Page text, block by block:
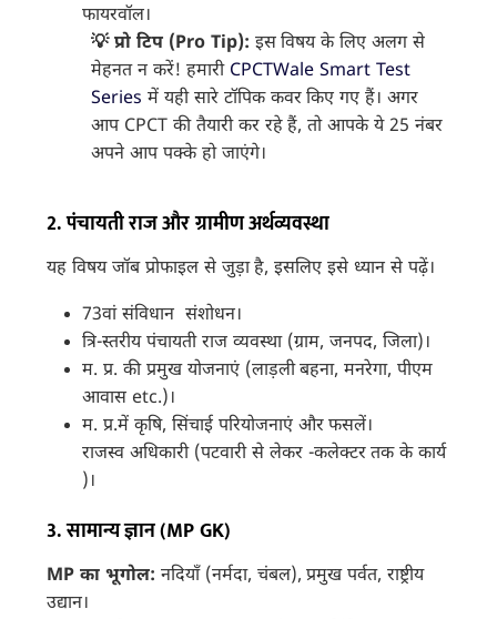
फायरवॉल।
💡 प्रो टिप (Pro Tip): इस विषय के लिए अलग से
मेहनत न करें! हमारी CPCTWale Smart Test
Series में यही सारे टॉपिक कवर किए गए हैं। अगर
आप CPCT की तैयारी कर रहे हैं, तो आपके ये 25 नंबर
अपने आप पक्के हो जाएंगे।
2. पंचायती राज और ग्रामीण अर्थव्यवस्था
यह विषय जॉब प्रोफाइल से जुड़ा है, इसलिए इसे ध्यान से पढ़ें।
73वां संविधान संशोधन।
त्रि-स्तरीय पंचायती राज व्यवस्था (ग्राम, जनपद, जिला)।
म. प्र. की प्रमुख योजनाएं (लाड़ली बहना, मनरेगा, पीएम
आवास etc.)।
म. प्र.में कृषि, सिंचाई परियोजनाएं और फसलें।
राजस्व अधिकारी (पटवारी से लेकर -कलेक्टर तक के कार्य
)।
3. सामान्य ज्ञान (MP GK)
MP का भूगोल: नदियाँ (नर्मदा, चंबल), प्रमुख पर्वत, राष्ट्रीय
उद्यान।